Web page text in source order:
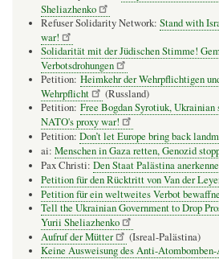
Sheliazhenko
Refuser Solidarity Network: Stand with
war!
Solidarität mit der Jüdischen Stimme!
Verbotsdrohungen
Petition: Heimkehr der Wehrpflichtigen
Wehrpflicht
(Russland)
Petition: Free Bogdan Syrotiuk, Ukrainian
NATO's proxy war!
Petition: Don’t let Europe bring back
ai: Menschen in Gaza retten, Genozid
Pax Christi: Den Staat Palästina
Petition für den Rücktritt von Van der
Petition für ein weltweites Verbot
Tell the Ukrainian Government to Drop
Yurii Sheliazhenko
Aufruf der Mütter
(Isreal-Palästina)
Keine Ausweisung des Anti-